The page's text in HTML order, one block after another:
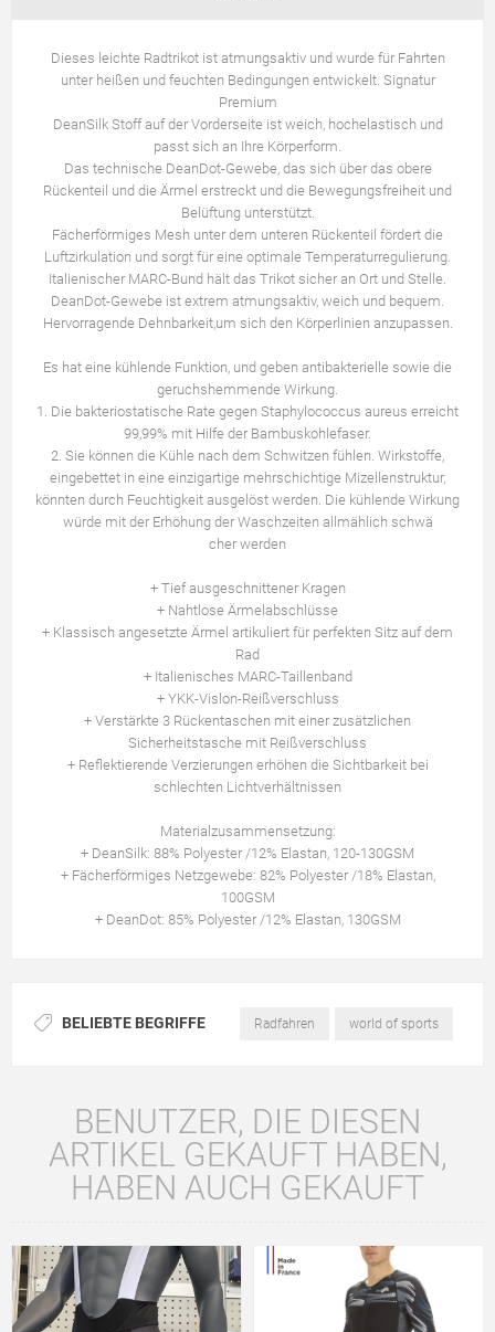
Dieses leichte Radtrikot ist atmungsaktiv und wurde für Fahrten
unter heißen und feuchten Bedingungen entwickelt. Signatur
Premium
DeanSilk Stoff auf der Vorderseite ist weich, hochelastisch und
passt sich an Ihre Körperform.
Das technische DeanDot-Gewebe, das sich über das obere
Rückenteil und die Ärmel erstreckt und die Bewegungsfreiheit und
Belüftung unterstützt.
Fächerförmiges Mesh unter dem unteren Rückenteil fördert die
Luftzirkulation und sorgt für eine optimale Temperaturregulierung.
Italienischer MARC-Bund hält das Trikot sicher an Ort und Stelle.
DeanDot-Gewebe ist extrem atmungsaktiv, weich und bequem.
Hervorragende Dehnbarkeit,um sich den Körperlinien anzupassen.
Es hat eine kühlende Funktion, und geben antibakterielle sowie die
geruchshemmende Wirkung.
1. Die bakteriostatische Rate gegen Staphylococcus aureus erreicht
99,99% mit Hilfe der Bambuskohlefaser.
2. Sie können die Kühle nach dem Schwitzen fühlen. Wirkstoffe,
eingebettet in eine einzigartige mehrschichtige Mizellenstruktur,
könnten durch Feuchtigkeit ausgelöst werden. Die kühlende Wirkung
würde mit der Erhöhung der Waschzeiten allmählich schwä
cher werden
+ Tief ausgeschnittener Kragen
+ Nahtlose Ärmelabschlüsse
+ Klassisch angesetzte Ärmel artikuliert für perfekten Sitz auf dem
Rad
+ Italienisches MARC-Taillenband
+ YKK-Vislon-Reißverschluss
+ Verstärkte 3 Rückentaschen mit einer zusätzlichen
Sicherheitstasche mit Reißverschluss
+ Reflektierende Verzierungen erhöhen die Sichtbarkeit bei
schlechten Lichtverhältnissen
Materialzusammensetzung:
+ DeanSilk: 88% Polyester /12% Elastan, 120-130GSM
+ Fächerförmiges Netzgewebe: 82% Polyester /18% Elastan,
100GSM
+ DeanDot: 85% Polyester /12% Elastan, 130GSM
BELIEBTE BEGRIFFE Radfahren world of sports
BENUTZER, DIE DIESEN
ARTIKEL GEKAUFT HABEN,
HABEN AUCH GEKAUFT